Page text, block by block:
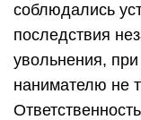
соблюдались
последствия
увольнения, при
нанимателю не